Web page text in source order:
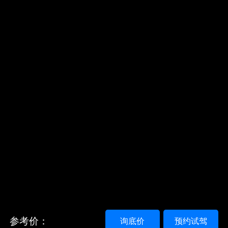
参考价： 预约试驾
询底价